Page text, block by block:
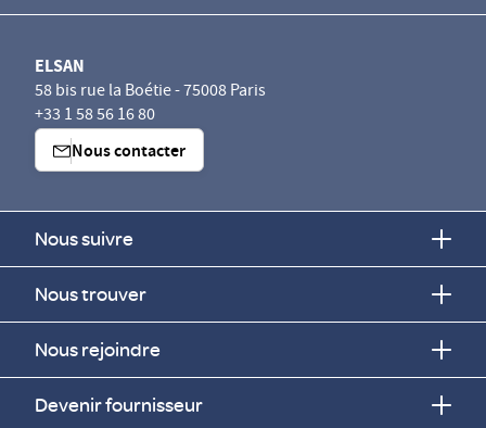
ELSAN
58 bis rue la Boétie - 75008 Paris
+33 1 58 56 16 80
Nous contacter
Nous suivre
Nous trouver
Nous rejoindre
Devenir fournisseur